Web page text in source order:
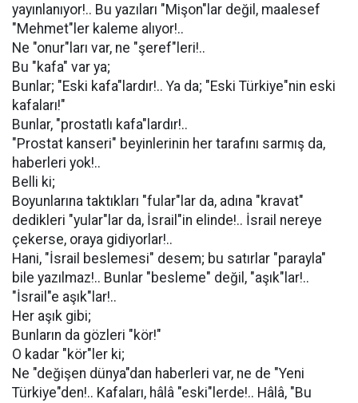
yayınlanıyor!.. Bu yazıları "Mişon"lar değil, maalesef
"Mehmet"ler kaleme alıyor!..
Ne "onur"ları var, ne "şeref"leri!..
Bu "kafa" var ya;
Bunlar; "Eski kafa"lardır!.. Ya da; "Eski Türkiye"nin eski
kafaları!"
Bunlar, "prostatlı kafa"lardır!..
"Prostat kanseri" beyinlerinin her tarafını sarmış da,
haberleri yok!..
Belli ki;
Boyunlarına taktıkları "fular"lar da, adına "kravat"
dedikleri "yular"lar da, İsrail"in elinde!.. İsrail nereye
çekerse, oraya gidiyorlar!..
Hani, "İsrail beslemesi" desem; bu satırlar "parayla"
bile yazılmaz!.. Bunlar "besleme" değil, "aşık"lar!..
"İsrail"e aşık"lar!..
Her aşık gibi;
Bunların da gözleri "kör!"
O kadar "kör"ler ki;
Ne "değişen dünya"dan haberleri var, ne de "Yeni
Türkiye"den!.. Kafaları, hâlâ "eski"lerde!.. Hâlâ, "Bu